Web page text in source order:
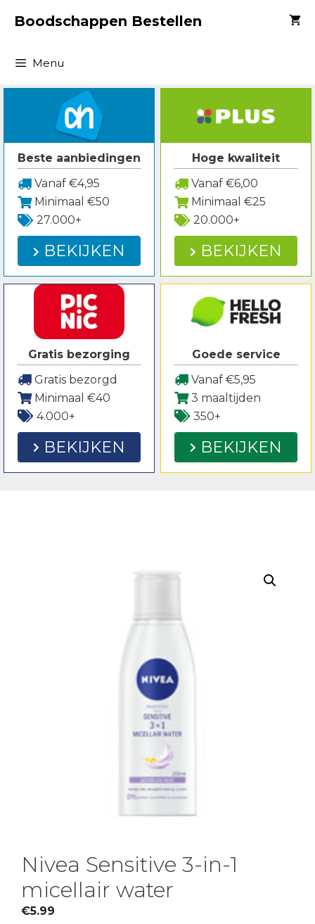
naarBoodschappen Bestellen
Menu
Beste aanbiedingen
Vanaf €4,95
Minimaal €50
27.000+
BEKIJKEN
Hoge kwaliteit
Vanaf €6,00
Minimaal €25
20.000+
BEKIJKEN
Gratis bezorging
Gratis bezorgd
Minimaal €40
4.000+
BEKIJKEN
Goede service
Vanaf €5,95
3 maaltijden
350+
BEKIJKEN
Nivea Sensitive 3-in-1
micellair water
€5.99